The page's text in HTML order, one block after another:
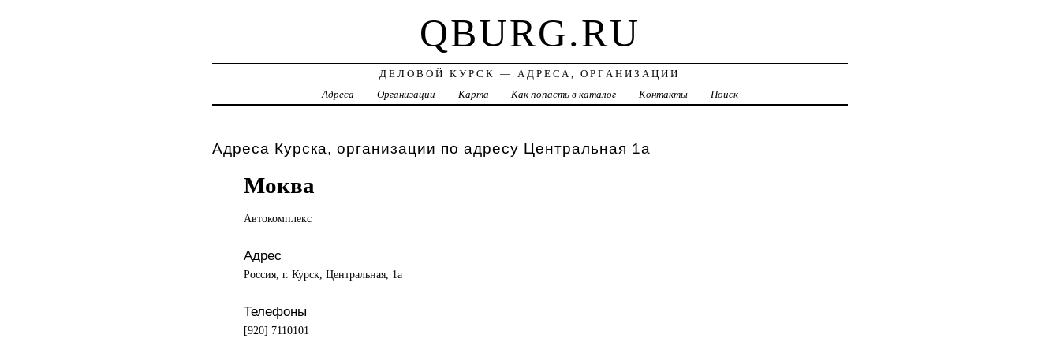
QBURG.RU
ДЕЛОВОЙ КУРСК — АДРЕСА, ОРГАНИЗАЦИИ
Адреса
Организации Карта Как попасть в каталог Контакты Поиск
Адреса Курска, организации по адресу Центральная 1а
Моква
Автокомплекс
Адрес
Россия, г. Курск, Центральная, 1а
Телефоны
[920] 7110101